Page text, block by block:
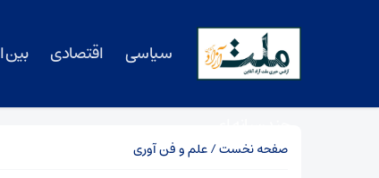
سیاسی اقتصادی بین
صفحه نخست/علم و فن آوری